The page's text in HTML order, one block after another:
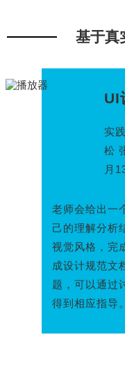
基于真
UI
实
松
月
老师会给出一
己的理解分析
视觉风格，完
成设计规范文
题，可以通过
得到相应指导。